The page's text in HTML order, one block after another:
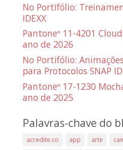
No Portifólio:
IDEXX
Pantone®11-4201
ano de 2026
No Portifólio:
para Protocolos SNAP
Pantone®17-1230
ano de 2025
Palavras-chave do
acredite.co app arte